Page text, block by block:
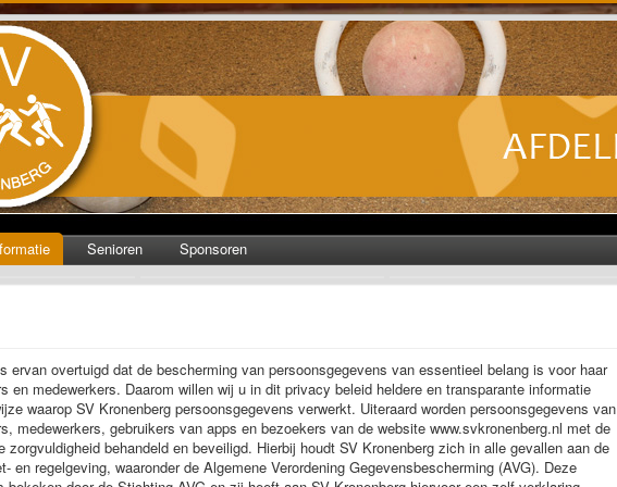
Senioren Sponsoren
ervan overtuigd dat de bescherming van persoonsgegevens van essentieel belang is voor haar
en medewerkers. Daarom willen wij u in dit privacy beleid heldere en transparante informatie
waarop SV Kronenberg persoonsgegevens verwerkt. Uiteraard worden persoonsgegevens van
medewerkers, gebruikers van apps en bezoekers van de website www.svkronenberg.nl met de
zorgvuldigheid behandeld en beveiligd. Hierbij houdt SV Kronenberg zich in alle gevallen aan de
en regelgeving, waaronder de Algemene Verordening Gegevensbescherming (AVG). Deze